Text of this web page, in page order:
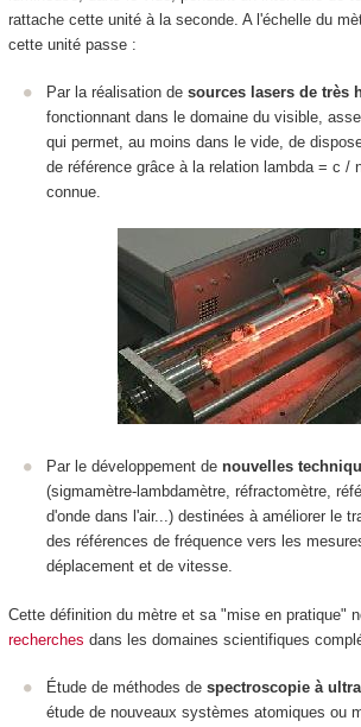
rattache cette unité à la seconde. A l'échelle du
cette unité passe :
Par la réalisation de sources lasers de très
fonctionnant dans le domaine du visible,
qui permet, au moins dans le vide, de
de référence grâce à la relation lambda = c /
connue.
Par le développement de nouvelles
(sigmamètre-lambdamètre, réfractomètre,
d'onde dans l'air...) destinées à améliorer le
des références de fréquence vers les
déplacement et de vitesse.
Cette définition du mètre et sa "mise en pratique"
recherches dans les domaines scientifiques
Étude de méthodes de spectroscopie à
étude de nouveaux systèmes atomiques ou